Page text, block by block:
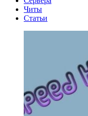
Читы
Статьи